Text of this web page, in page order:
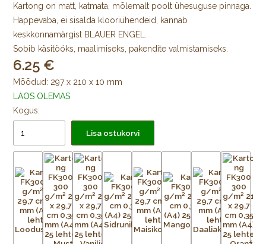
Kartong on matt, katmata, mõlemalt poolt ühesuguse pinnaga.
Happevaba, ei sisalda klooriühendeid, kannab
keskkonnamärgist BLAUER ENGEL.
Sobib käsitööks, maalimiseks, pakendite valmistamiseks.
6.25
Mõõdud: 297 x 210 x 10 mm
LAOS OLEMAS
Kogus:
Lisa ostukorvi